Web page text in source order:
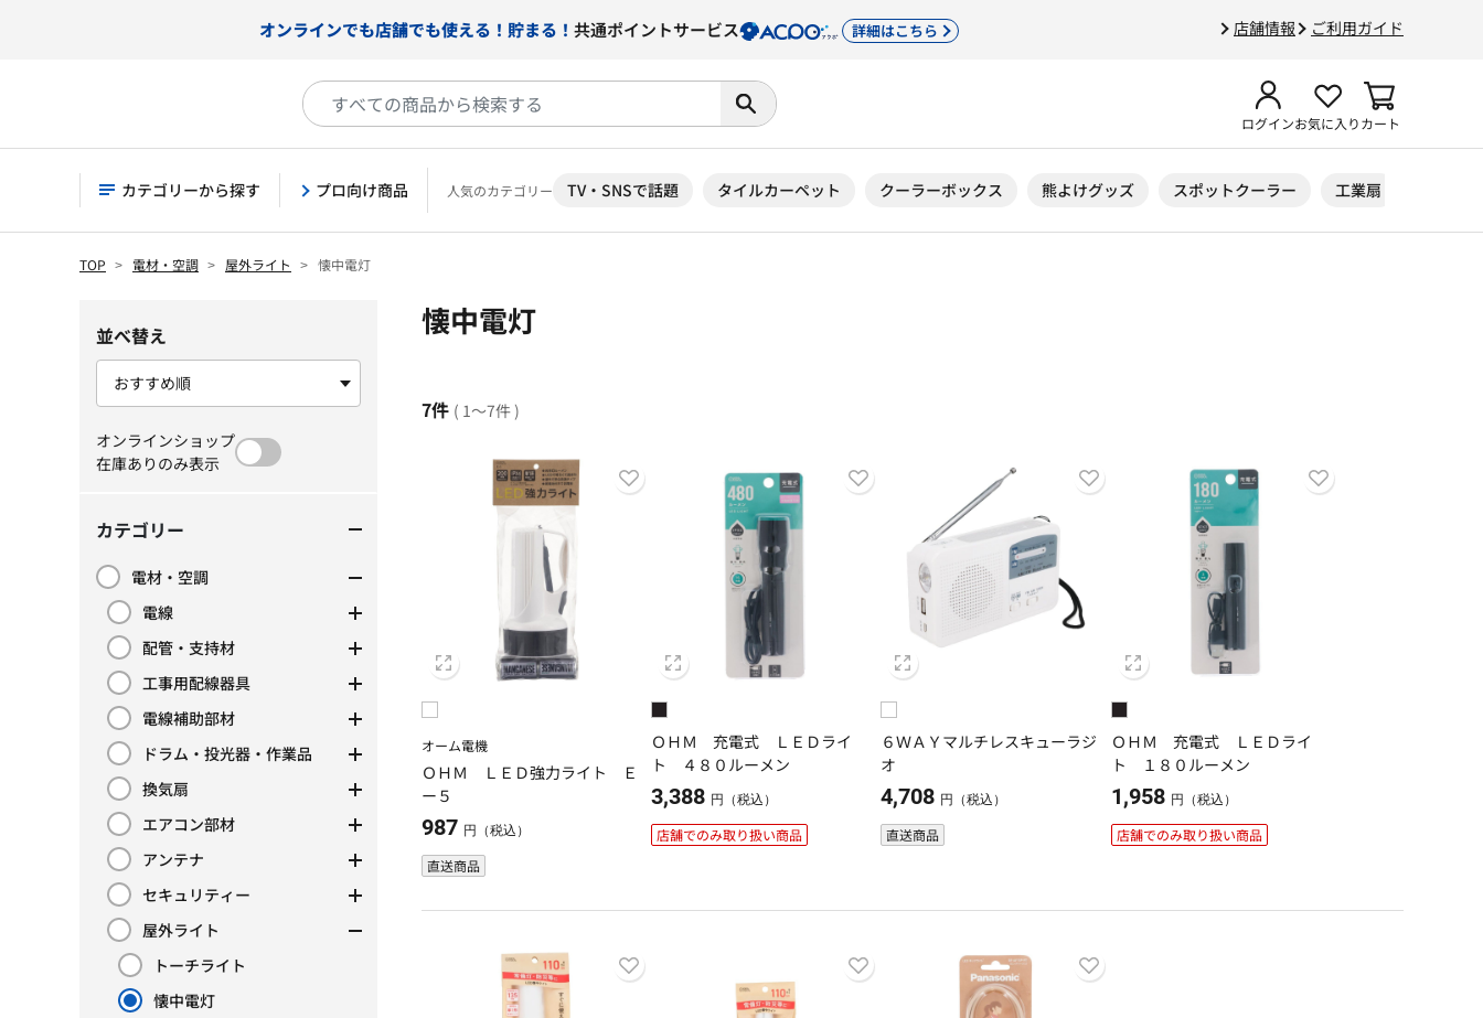
店舗情報 ご利用ガイド
オンラインでも店舗でも使える！貯まる！ 共通ポイントサービス 詳細はこちら
ログインお気に入りカート
カテゴリーから探す プロ向け商品 人気のカテゴリー TV・SNSで話題 タイルカーペット クーラーボックス 熊よけグッズ スポットクーラー 工業扇
TOP 電材・空調 屋外ライト 懐中電灯
並べ替え
オンラインショップ
在庫ありのみ表示
カテゴリー
電材・空調
カテゴリーで絞り込み: 電材・空調
電線
カテゴリーで絞り込み: 電線
配管・支持材
カテゴリーで絞り込み: 配管・支持材
工事用配線器具
カテゴリーで絞り込み: 工事用配線器具
電線補助部材
カテゴリーで絞り込み: 電線補助部材
ドラム・投光器・作業品
カテゴリーで絞り込み: ドラム・投光器・作業品
換気扇
カテゴリーで絞り込み: 換気扇
エアコン部材
カテゴリーで絞り込み: エアコン部材
アンテナ
カテゴリーで絞り込み: アンテナ
セキュリティー
カテゴリーで絞り込み: セキュリティー
屋外ライト
カテゴリーで絞り込み: 屋外ライト
トーチライト
カテゴリーで絞り込み: トーチライト
懐中電灯
現在カテゴリーで絞り込み中: 懐中電灯
懐中電灯
7件 ( 1～7件 )
オーム電機
ＯＨＭ ＬＥＤ強力ライト Ｅ
ー５
987 円（税込）
直送商品
ＯＨＭ 充電式 ＬＥＤライ
ト ４８０ルーメン
3,388 円（税込）
店舗でのみ取り扱い商品
６ＷＡＹマルチレスキューラジ
オ
4,708 円（税込）
直送商品
ＯＨＭ 充電式 ＬＥＤライ
ト １８０ルーメン
1,958 円（税込）
店舗でのみ取り扱い商品